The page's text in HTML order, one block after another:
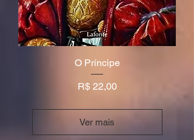
O Príncipe
Preço
R$ 22,00
Ver mais